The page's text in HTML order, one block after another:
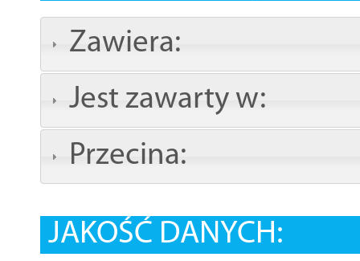
Zawiera:
Jest zawarty w:
Przecina:
JAKOŚĆ DANYCH: